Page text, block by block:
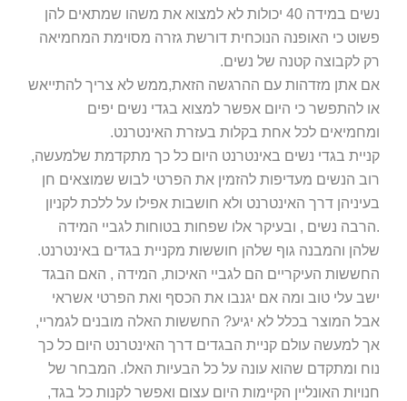
נשים במידה 40 יכולות לא למצוא את משהו שמתאים להן
פשוט כי האופנה הנוכחית דורשת גזרה מסוימת המחמיאה
רק לקבוצה קטנה של נשים.
אם אתן מזדהות עם ההרגשה הזאת,ממש לא צריך להתייאש
או להתפשר כי היום אפשר למצוא בגדי נשים יפים
ומחמיאים לכל אחת בקלות בעזרת האינטרנט.
קניית בגדי נשים באינטרנט היום כל כך מתקדמת שלמעשה,
רוב הנשים מעדיפות להזמין את הפרטי לבוש שמוצאים חן
בעיניהן דרך האינטרנט ולא חושבות אפילו על ללכת לקניון
.הרבה נשים , ובעיקר אלו שפחות בטוחות לגביי המידה
שלהן והמבנה גוף שלהן חוששות מקניית בגדים באינטרנט.
החששות העיקריים הם לגביי האיכות, המידה , האם הבגד
ישב עלי טוב ומה אם יגנבו את הכסף ואת הפרטי אשראי
אבל המוצר בכלל לא יגיע? החששות האלה מובנים לגמריי,
אך למעשה עולם קניית הבגדים דרך האינטרנט היום כל כך
נוח ומתקדם שהוא עונה על כל הבעיות האלו. המבחר של
חנויות האונליין הקיימות היום עצום ואפשר לקנות כל בגד,